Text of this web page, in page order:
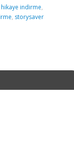
indirme,
, storysaver